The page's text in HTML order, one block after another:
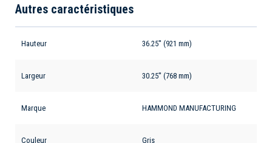
Autres caractéristiques
Hauteur 36.25'' (921 mm)
Largeur 30.25'' (768 mm)
Marque HAMMOND MANUFACTURING
Couleur Gris